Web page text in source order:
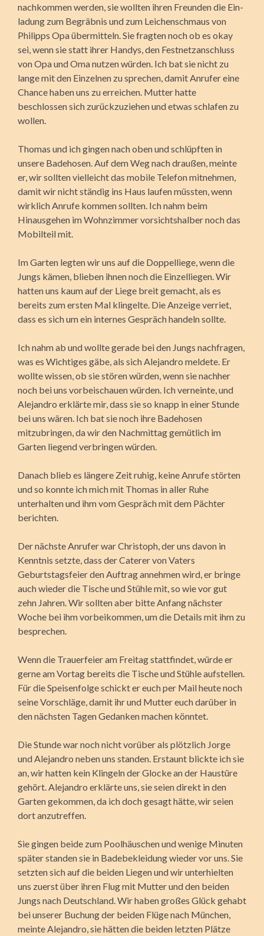
nachkommen werden, sie wollten ihren Freunden die Ein­
ladung zum Begräbnis und zum Leichenschmaus von
Philipps Opa übermitteln. Sie fragten noch ob es okay
sei, wenn sie statt ihrer Handys, den Festnetzanschluss
von Opa und Oma nutzen würden. Ich bat sie nicht zu
lange mit den Einzelnen zu sprechen, damit Anrufer eine
Chance haben uns zu erreichen. Mutter hatte
beschlossen sich zurückzuziehen und etwas schlafen zu
wollen.
Thomas und ich gingen nach oben und schlüpften in
unsere Badehosen. Auf dem Weg nach draußen, meinte
er, wir sollten vielleicht das mobile Telefon mitnehmen,
damit wir nicht ständig ins Haus laufen müssten, wenn
wirklich Anrufe kommen sollten. Ich nahm beim
Hinausgehen im Wohnzimmer vorsichts­halber noch das
Mobilteil mit.
Im Garten legten wir uns auf die Doppelliege, wenn die
Jungs kämen, blieben ihnen noch die Einzelliegen. Wir
hatten uns kaum auf der Liege breit gemacht, als es
bereits zum ersten Mal klingelte. Die Anzeige verriet,
dass es sich um ein internes Gespräch handeln sollte.
Ich nahm ab und wollte gerade bei den Jungs nachfragen,
was es Wichtiges gäbe, als sich Alejandro meldete. Er
wollte wissen, ob sie stören würden, wenn sie nachher
noch bei uns vorbeischauen würden. Ich verneinte, und
Alejandro erklärte mir, dass sie so knapp in einer Stunde
bei uns wären. Ich bat sie noch ihre Badehosen
mitzubringen, da wir den Nachmittag gemütlich im
Garten liegend verbringen würden.
Danach blieb es längere Zeit ruhig, keine Anrufe störten
und so konnte ich mich mit Thomas in aller Ruhe
unterhalten und ihm vom Gespräch mit dem Pächter
berichten.
Der nächste Anrufer war Christoph, der uns davon in
Kenntnis setzte, dass der Caterer von Vaters
Geburtstagsfeier den Auftrag annehmen wird, er bringe
auch wieder die Tische und Stühle mit, so wie vor gut
zehn Jahren. Wir sollten aber bitte Anfang nächster
Woche bei ihm vorbei­kommen, um die Details mit ihm zu
besprechen.
Wenn die Trauer­feier am Freitag stattfindet, würde er
gerne am Vortag bereits die Tische und Stühle aufstellen.
Für die Speisenfolge schickt er euch per Mail heute noch
seine Vorschläge, damit ihr und Mutter euch darüber in
den nächsten Tagen Gedanken machen könntet.
Die Stunde war noch nicht vorüber als plötzlich Jorge
und Alejandro neben uns standen. Erstaunt blickte ich sie
an, wir hatten kein Klingeln der Glocke an der Haustüre
gehört. Alejandro erklärte uns, sie seien direkt in den
Garten gekommen, da ich doch gesagt hätte, wir seien
dort anzutreffen.
Sie gingen beide zum Poolhäuschen und wenige Minuten
später standen sie in Badebe­kleidung wieder vor uns. Sie
setzten sich auf die beiden Liegen und wir unterhielten
uns zuerst über ihren Flug mit Mutter und den beiden
Jungs nach Deutschland. Wir haben großes Glück gehabt
bei unserer Buchung der beiden Flüge nach München,
meinte Alejandro, sie hätten die beiden letzten Plätze